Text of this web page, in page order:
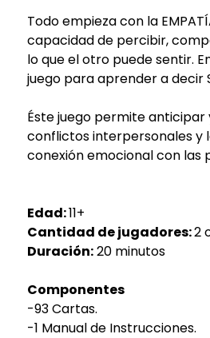
Todo empieza con la
capacidad de percibir,
lo que el otro puede sentir.
juego para aprender a decir
Éste juego permite anticipar
conflictos interpersonales y
conexión emocional con las
Edad:11+
Cantidad de jugadores:2
Duración:20 minutos
Componentes
-93 Cartas.
-1 Manual de Instrucciones.